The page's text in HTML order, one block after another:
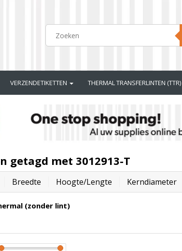
VERZENDETIKETTEN THERMAL TRANSFERLINTEN (TTR)
getagd met 3012913-T
Breedte Hoogte/lengte Kerndiameter
(zonder lint)